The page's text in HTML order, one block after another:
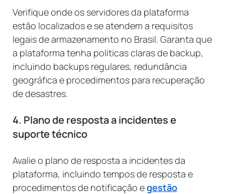
Verifique onde os servidores da plataforma
estão localizados e se atendem a requisitos
legais de armazenamento no Brasil. Garanta que
a plataforma tenha políticas claras de backup,
incluindo backups regulares, redundância
geográfica e procedimentos para recuperação
de desastres.
4. Plano de resposta a incidentes e
suporte técnico
Avalie o plano de resposta a incidentes da
plataforma, incluindo tempos de resposta e
procedimentos de notificação egestão